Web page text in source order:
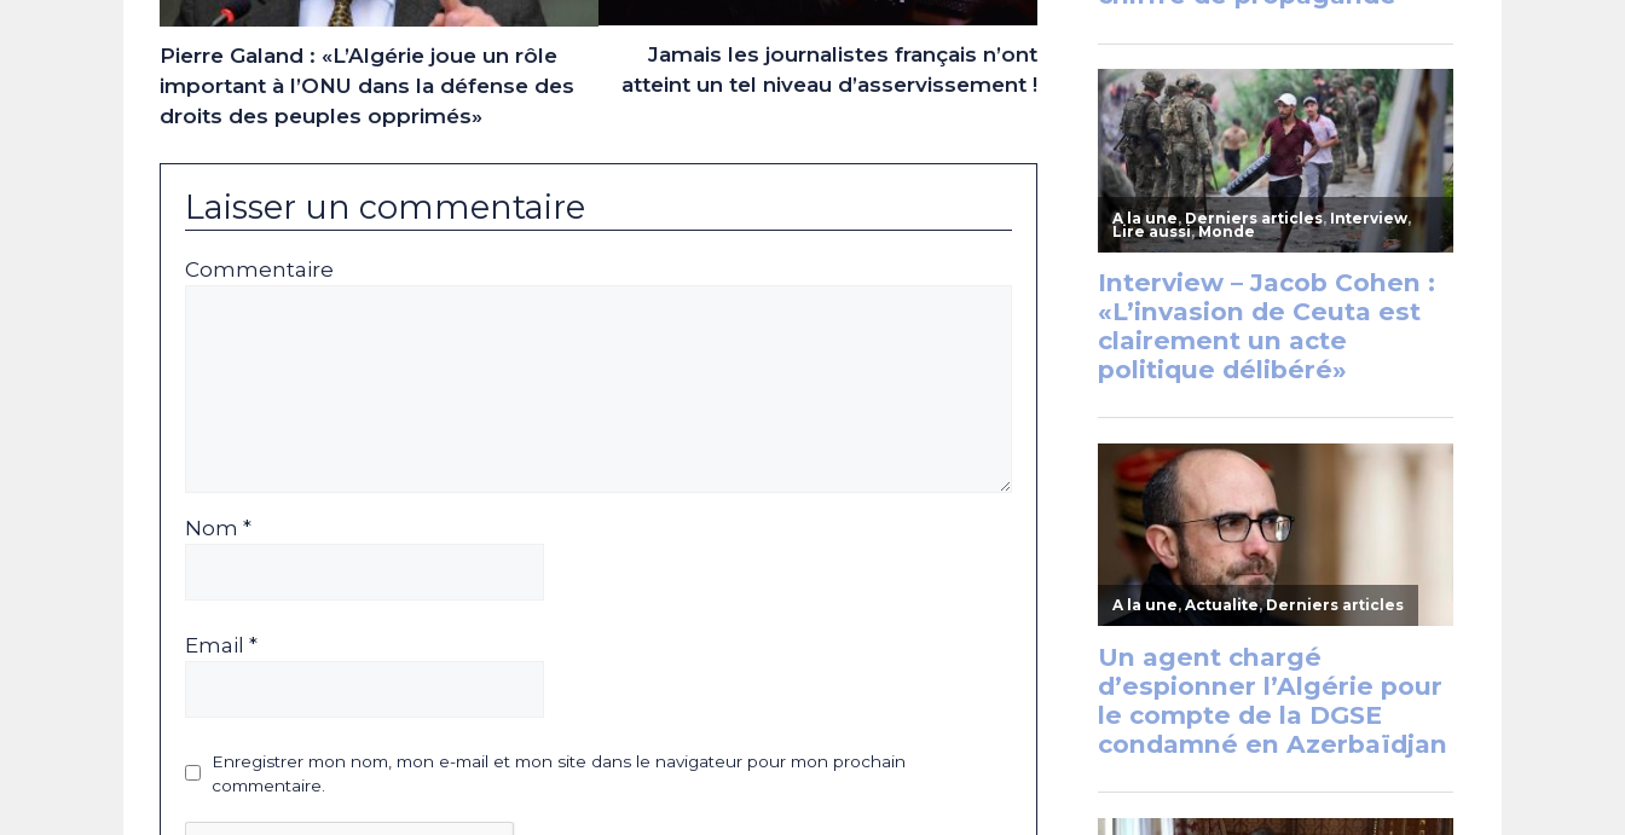
Pierre Galand : «L’Algérie joue un rôle
important à l’ONU dans la défense des
droits des peuples opprimés»
Jamais les journalistes français n’ont
atteint un tel niveau d’asservissement !
Laisser un commentaire
Commentaire
Nom *
Email *
Enregistrer mon nom, mon e-mail et mon site dans le navigateur pour mon prochain
commentaire.